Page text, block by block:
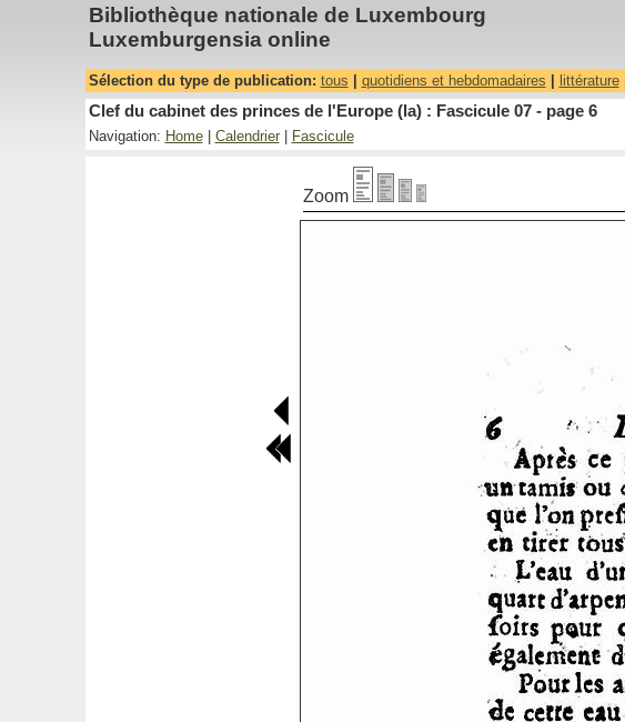
Bibliothèque nationale de Luxembourg
Luxemburgensia online
Sélection du type de publication: tous quotidiens et hebdomadaires littérature|
Clef du cabinet des princes de l'Europe (la) : Fascicule 07 - page 6
Navigation: Home| Calendrier| Fascicule
Zoom